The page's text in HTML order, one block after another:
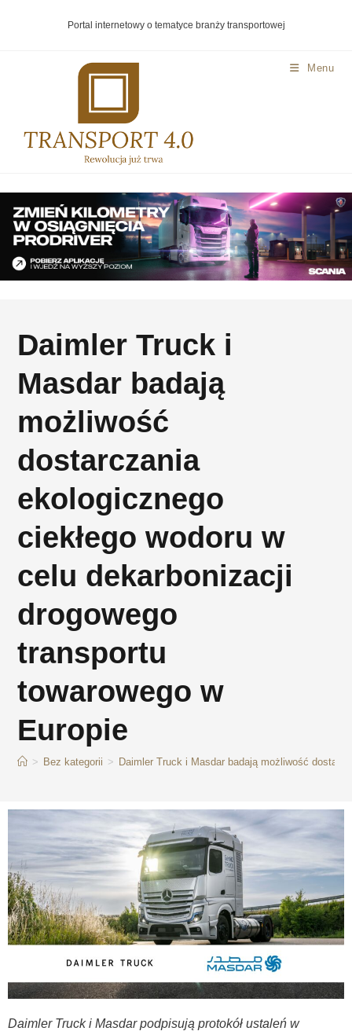
Portal internetowy o tematyce branży transportowej
Menu
Daimler Truck i
Masdar badają
możliwość
dostarczania
ekologicznego
ciekłego wodoru w
celu dekarbonizacji
drogowego
transportu
towarowego w
Europie
> Bez kategorii > Daimler Truck i Masdar badają możliwość
Daimler Truck i Masdar podpisują protokół ustaleń w